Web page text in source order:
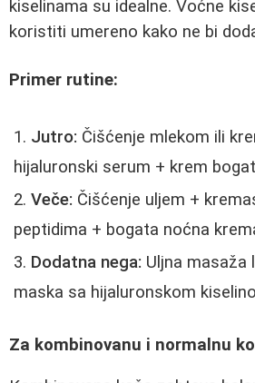
kiselinama su idealne. Voćne
koristiti umereno kako ne bi
Primer rutine:
Jutro: Čišćenje mlekom ili
hijaluronski serum + krem
Veče: Čišćenje uljem +
peptidima + bogata noćna
Dodatna nega: Uljna masaža
maska sa hijaluronskom
Za kombinovanu i normalnu